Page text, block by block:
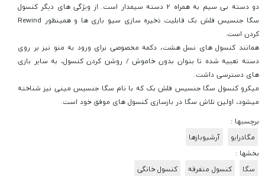
دو دسته بی سیم به همراه 2 دسته سیمدار است. از ویژگی های دیگر کنسول
سگا جنسیس فلش بک قابلیت ذخیره سازی سیو بازی ها و همینطور Rewind
کردن است.
همانند کنسول های نسل هشت، دکمه مخصوصی برای ورود به منو نیز بر روی
دسته تعبیه شده تا بتوان بدون خاموش / روشن کردن کنسول، به سایر بازی
های دسترسی داشت.
میکرو کنسول سگا جنسیس فلش بک که با نام سگا جنسیس مینی نیز شناخته
میشود، اولین تلاش سگا در بازسازی کنسول های موفق خود است.
برچسبها :
مگادرایو
آرشیوبازها
بخشها :
سگا
کنسول متفرقه کنسول خانگی